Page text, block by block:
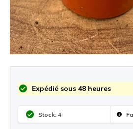
Expédié sous 48 heures
Stock: 4